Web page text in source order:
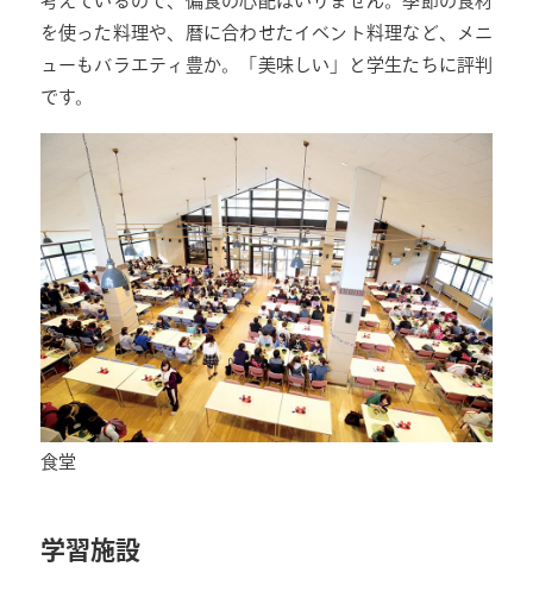
を使った料理や、暦に合わせたイベント料理など、メニ
ューもバラエティ豊か。「美味しい」と学生たちに評判
です。
食堂
学習施設